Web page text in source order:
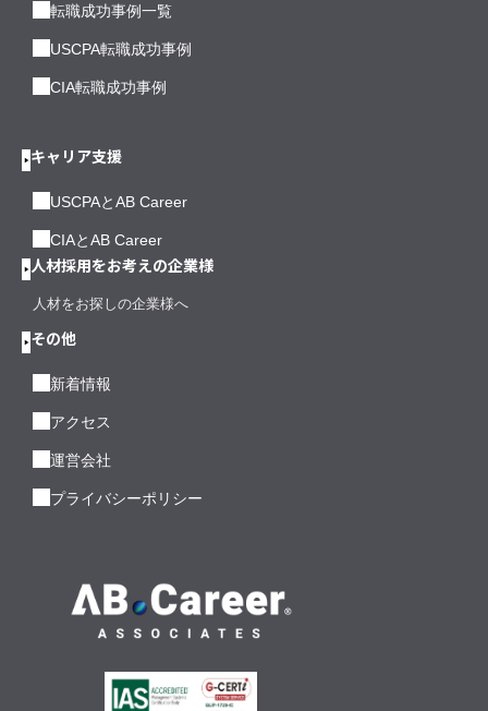
転職成功事例一覧
USCPA転職成功事例
CIA転職成功事例
キャリア支援
USCPAとAB Career
CIAとAB Career
人材採用をお考えの企業様
人材をお探しの企業様へ
その他
新着情報
アクセス
運営会社
プライバシーポリシー